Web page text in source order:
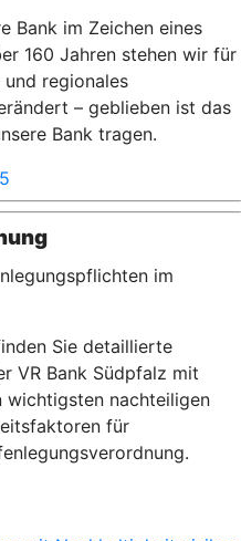
Bank im Zeichen eines
160 Jahren stehen wir für
regionales
– geblieben ist das
Bank tragen.
im
Sie detaillierte
VR Bank Südpfalz mit
wichtigsten nachteiligen
für